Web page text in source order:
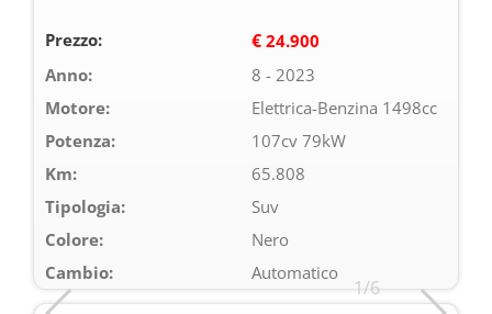
Prezzo: € 24.900
Anno:
8 - 2023
Motore:
Elettrica-Benzina 1498cc
Potenza:
107cv 79kW
Km:
65.808
Tipologia:
Suv
Colore:
Nero
Cambio:
Automatico
1/6